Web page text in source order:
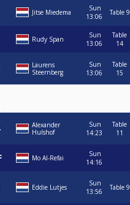
Jitse Miedema
Sun
13:06
Table 9
Rudy Span
Sun
13:06
Table
14
Laurens
Steernberg
Sun
13:06
Table
15
Alexander
Hulshof
Sun
14:23
Table
11
Mo Al-Refai
Sun
14:16
Eddie Lutjes
Sun
13:56
Table 9